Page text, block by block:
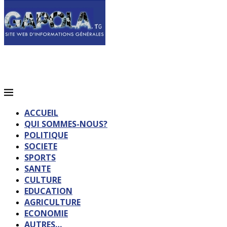
ACCUEIL
QUI SOMMES-NOUS?
POLITIQUE
SOCIETE
SPORTS
SANTE
CULTURE
EDUCATION
AGRICULTURE
ECONOMIE
AUTRES…